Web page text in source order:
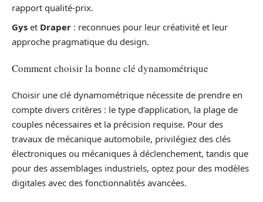
rapport qualité-prix.
Gys et Draper : reconnues pour leur créativité et leur
approche pragmatique du design.
Comment choisir la bonne clé dynamométrique
Choisir une clé dynamométrique nécessite de prendre en
compte divers critères : le type d’application, la plage de
couples nécessaires et la précision requise. Pour des
travaux de mécanique automobile, privilégiez des clés
électroniques ou mécaniques à déclenchement, tandis que
pour des assemblages industriels, optez pour des modèles
digitales avec des fonctionnalités avancées.